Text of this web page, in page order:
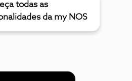
todas as
da my NOS